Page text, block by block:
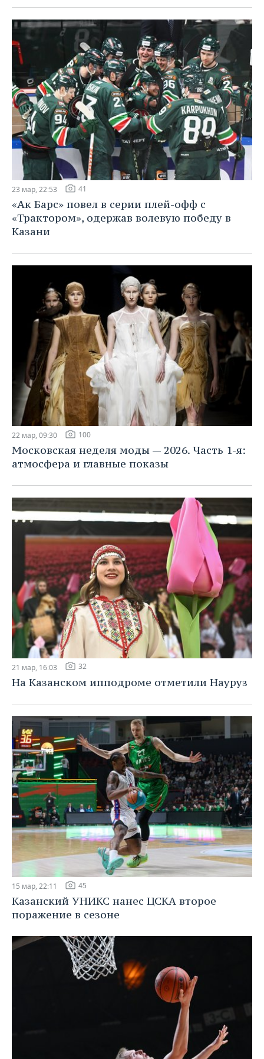
ХОККЕЙ С МЯЧОМ
ПРОИСШЕСТВИЯ
23 мар, 22:53 41
«Ак Барс» повел в серии плей-офф с
«Трактором», одержав волевую победу в
Казани
22 мар, 09:30 100
Московская неделя моды — 2026. Часть 1-я:
атмосфера и главные показы
21 мар, 16:03 32
На Казанском ипподроме отметили Науруз
15 мар, 22:11 45
Казанский УНИКС нанес ЦСКА второе
поражение в сезоне